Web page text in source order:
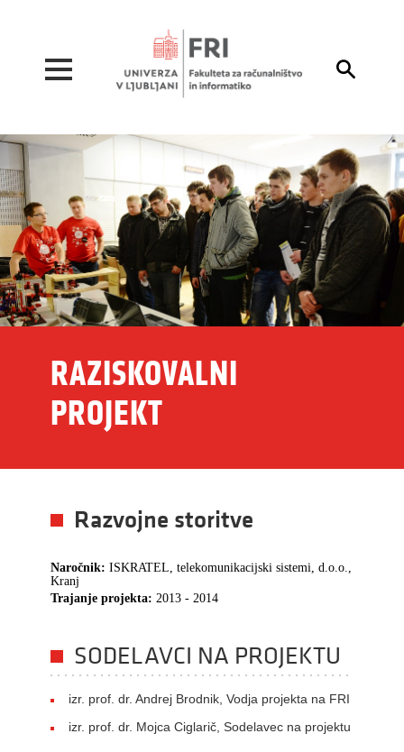

RAZISKOVALNI
PROJEKT
Razvojne storitve
Naročnik: ISKRATEL, telekomunikacijski sistemi, d.o.o.,
Kranj
Trajanje projekta: 2013 - 2014
SODELAVCI NA PROJEKTU
izr. prof. dr. Andrej Brodnik, Vodja projekta na FRI
izr. prof. dr. Mojca Ciglarič, Sodelavec na projektu